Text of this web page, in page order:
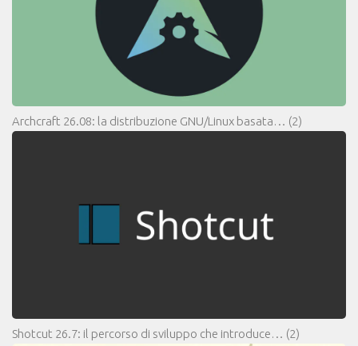
Archcraft 26.08: la distribuzione GNU/Linux basata… (2)
Shotcut 26.7: il percorso di sviluppo che introduce… (2)